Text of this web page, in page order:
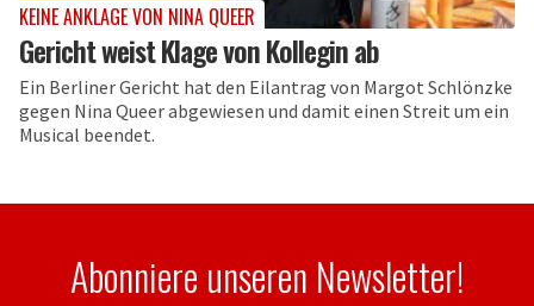
KEINE ANKLAGE VON NINA QUEER
Gericht weist Klage von Kollegin ab
Ein Berliner Gericht hat den Eilantrag von Margot Schlönzke
gegen Nina Queer abgewiesen und damit einen Streit um ein
Musical beendet.
Abonniere unseren Newsletter!